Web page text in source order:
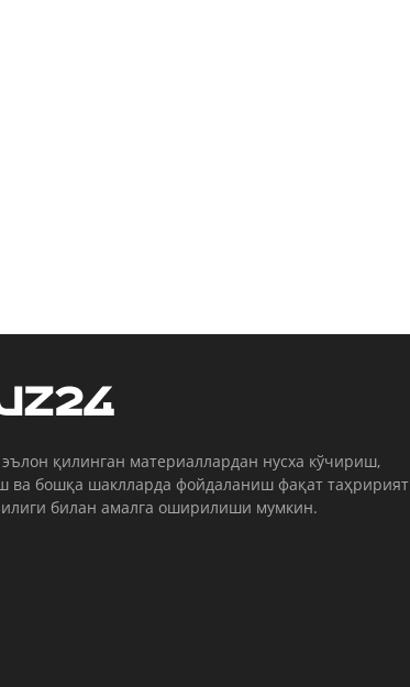
эълон қилинган материаллардан нусха кўчириш,
ва бошқа шаклларда фойдаланиш фақат таҳририят
билан амалга оширилиши мумкин.